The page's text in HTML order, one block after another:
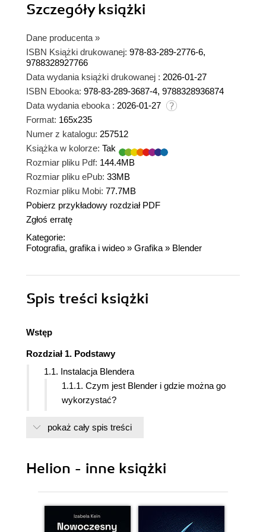
Szczegółyksiążki
Dane producenta »
ISBN Książki drukowanej: 978-83-289-2776-6,
9788328927766
Data wydania książki drukowanej : 2026-01-27
ISBN Ebooka: 978-83-289-3687-4, 9788328936874
Data wydania ebooka : 2026-01-27
Format: 165x235
Numer z katalogu: 257512
Książka w kolorze: Tak
Rozmiar pliku Pdf: 144.4MB
Rozmiar pliku ePub: 33MB
Rozmiar pliku Mobi: 77.7MB
Pobierz przykładowy rozdział PDF
Zgłoś erratę
Kategorie:
Fotografia, grafika i wideo » Grafika» Blender
Spis treści książki
Wstęp
Rozdział 1. Podstawy
1.1. Instalacja Blendera
1.1.1. Czym jest Blender i gdzie można go
wykorzystać?
1.1.3. Wersjonowanie Blendera
1.2.1. Panel 3D Viewport
1.2.4. Panel Timeline
1.2.5. Zmiana paneli
pokaż cały spis treści
Helion - inne książki